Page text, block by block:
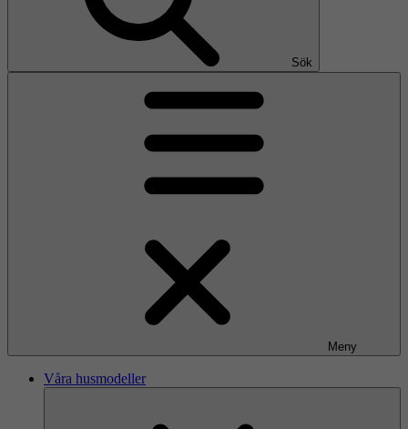
Sök
Meny
Våra husmodeller